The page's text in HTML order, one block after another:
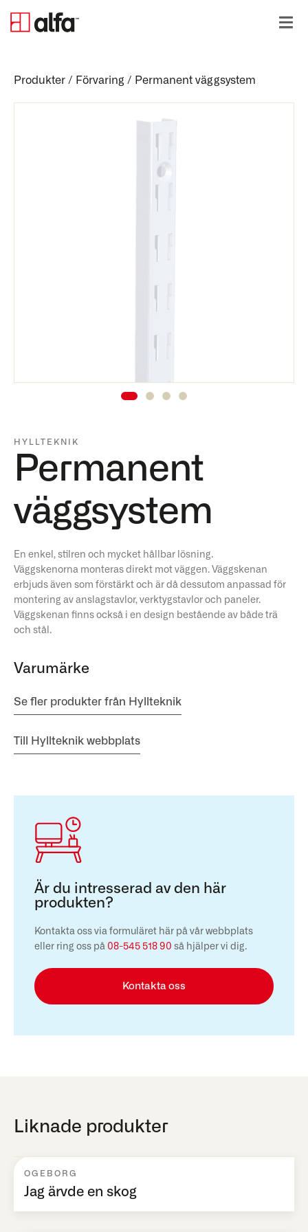
Produkter / Förvaring / Permanent väggsystem
HYLLTEKNIK
Permanent
väggsystem
En enkel, stilren och mycket hållbar lösning.
Väggskenorna monteras direkt mot väggen. Väggskenan
erbjuds även som förstärkt och är då dessutom anpassad för
montering av anslagstavlor, verktygstavlor och paneler.
Väggskenan finns också i en design bestående av både trä
och stål.
Varumärke
Se fler produkter från Hyllteknik
Till Hyllteknik webbplats
Är du intresserad av den här
produkten?
Kontakta oss via formuläret här på vår webbplats
eller ring oss på 08-545 518 90 så hjälper vi dig.
Kontakta oss
Liknade produkter
OGEBORG
Jag ärvde en skog